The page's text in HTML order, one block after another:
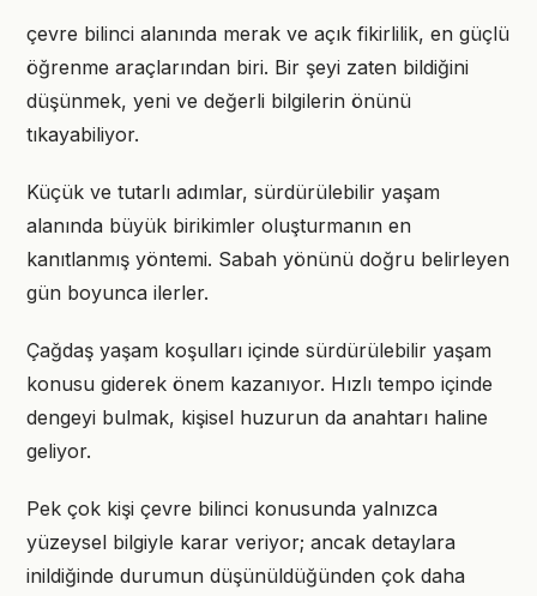
çevre bilinci alanında merak ve açık fikirlilik, en güçlü
öğrenme araçlarından biri. Bir şeyi zaten bildiğini
düşünmek, yeni ve değerli bilgilerin önünü
tıkayabiliyor.
Küçük ve tutarlı adımlar, sürdürülebilir yaşam
alanında büyük birikimler oluşturmanın en
kanıtlanmış yöntemi. Sabah yönünü doğru belirleyen
gün boyunca ilerler.
Çağdaş yaşam koşulları içinde sürdürülebilir yaşam
konusu giderek önem kazanıyor. Hızlı tempo içinde
dengeyi bulmak, kişisel huzurun da anahtarı haline
geliyor.
Pek çok kişi çevre bilinci konusunda yalnızca
yüzeysel bilgiyle karar veriyor; ancak detaylara
inildiğinde durumun düşünüldüğünden çok daha